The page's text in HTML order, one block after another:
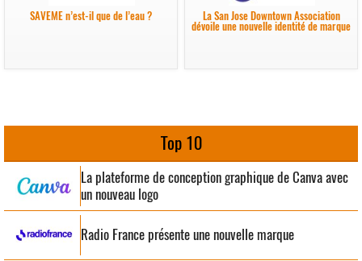
SAVEME n’est-il que de l’eau ? La San Jose Downtown Association
dévoile une nouvelle identité de marque
Top 10
La plateforme de conception graphique de Canva avec
un nouveau logo
Radio France présente une nouvelle marque